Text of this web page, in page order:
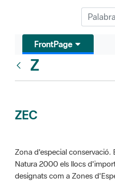
FrontPage
Z
ZEC
Zona d'especial conservació.
Natura 2000 els llocs
designats com a Zones